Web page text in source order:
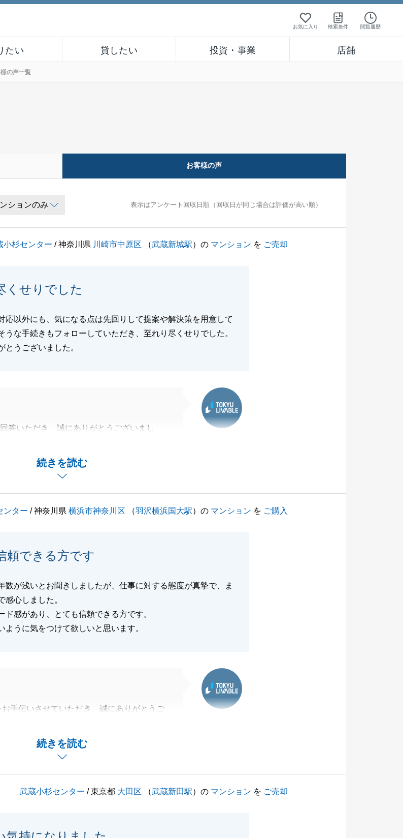
お気に入り 検索条件 閲覧履歴
たい 貸したい 投資・事業 店舗
の声一覧
お客様の声
表示はアンケート回収日順（回収日が同じ場合は評価が高い順）
小杉センター / 神奈川県 川崎市中原区 （武蔵新城駅）の マンション を ご売却
くせりでした
応以外にも、気になる点は先回りして提案や解決策を用意して
うな手続きもフォローしていただき、至れり尽くせりでした。
とうございました。
続きを読む
答いただき、誠にありがとうございまし
過分なお言葉を頂戴し、大変恐縮しておりま
「至れり尽くせり」というお言葉は、今後
でお困り事やご相談がございましたら、些細
だけますと幸いです。
し上げます。
ンター / 神奈川県横浜市神奈川区 （羽沢横浜国大駅）の マンション を ご購入
頼できる方です
数が浅いとお聞きしましたが、仕事に対する態度が真摯で、ま
感心しました。
ド感があり、とても信頼できる方です。
ように気をつけて欲しいと思います。
続きを読む
手伝いさせていただき、誠にありがとうご
が見つかり、私も大変嬉しく思っておりま
連絡下さい。
武蔵小杉センター / 東京都 大田区 （武蔵新田駅）の マンション を ご売却